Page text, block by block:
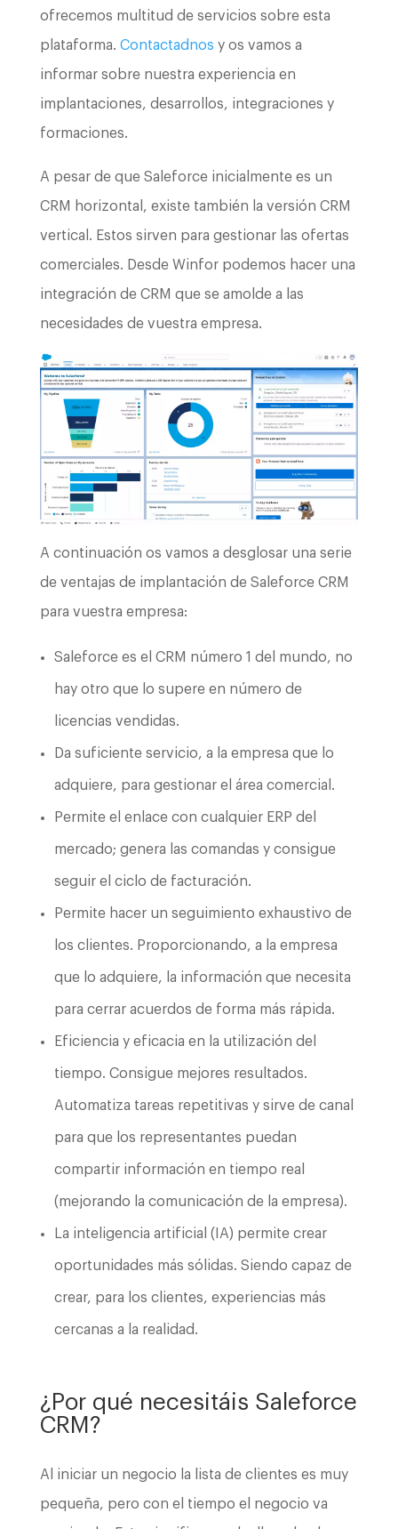
ofrecemos multitud de servicios sobre esta
plataforma. Contactadnos y os vamos a
informar sobre nuestra experiencia en
implantaciones, desarrollos, integraciones y
formaciones.
A pesar de que Saleforce inicialmente es un
CRM horizontal, existe también la versión CRM
vertical. Estos sirven para gestionar las ofertas
comerciales. Desde Winfor podemos hacer una
integración de CRM que se amolde a las
necesidades de vuestra empresa.
A continuación os vamos a desglosar una serie
de ventajas de implantación de Saleforce CRM
para vuestra empresa:
Saleforce es el CRM número 1 del mundo, no
hay otro que lo supere en número de
licencias vendidas.
Da suficiente servicio, a la empresa que lo
adquiere, para gestionar el área comercial.
Permite el enlace con cualquier ERP del
mercado; genera las comandas y consigue
seguir el ciclo de facturación.
Permite hacer un seguimiento exhaustivo de
los clientes. Proporcionando, a la empresa
que lo adquiere, la información que necesita
para cerrar acuerdos de forma más rápida.
Eficiencia y eficacia en la utilización del
tiempo. Consigue mejores resultados.
Automatiza tareas repetitivas y sirve de canal
para que los representantes puedan
compartir información en tiempo real
(mejorando la comunicación de la empresa).
La inteligencia artificial (IA) permite crear
oportunidades más sólidas. Siendo capaz de
crear, para los clientes, experiencias más
cercanas a la realidad.
¿Por qué necesitáis Saleforce
CRM?
Al iniciar un negocio la lista de clientes es muy
pequeña, pero con el tiempo el negocio va